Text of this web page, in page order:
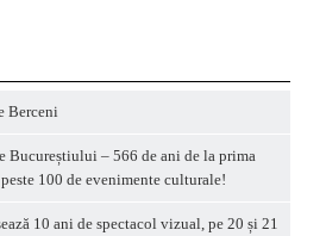
Berceni
Bucureștiului – 566 de ani de la prima
100 de evenimente culturale!
10 ani de spectacol vizual, pe 20 și 21